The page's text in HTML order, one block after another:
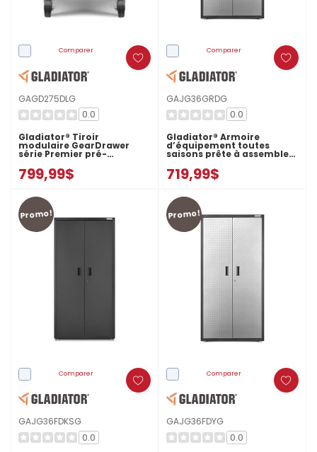
Comparer
GAGD275DLG
0.0
Gladiator® Tiroir
modulaire GearDrawer
série Premier pré-
assemblé GAGD275DLG
799,99$
Comparer
GAJG36GRDG
0.0
Gladiator® Armoire
d’équipement toutes
saisons prête à assembler
GAJG36GRDG
719,99$
Promo!
Comparer
GAJG36FDKSG
0.0
Promo!
Comparer
GAJG36FDYG
0.0